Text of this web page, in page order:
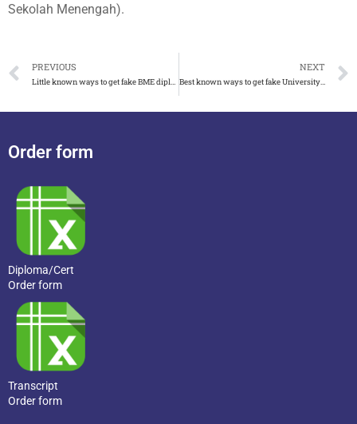
Sekolah Menengah).
PREVIOUS
Little known ways to get fake BME diploma in Hungary
NEXT
Best known ways to get fake University of Windsor diploma
Order form
Diploma/Cert
Order form
Transcript
Order form